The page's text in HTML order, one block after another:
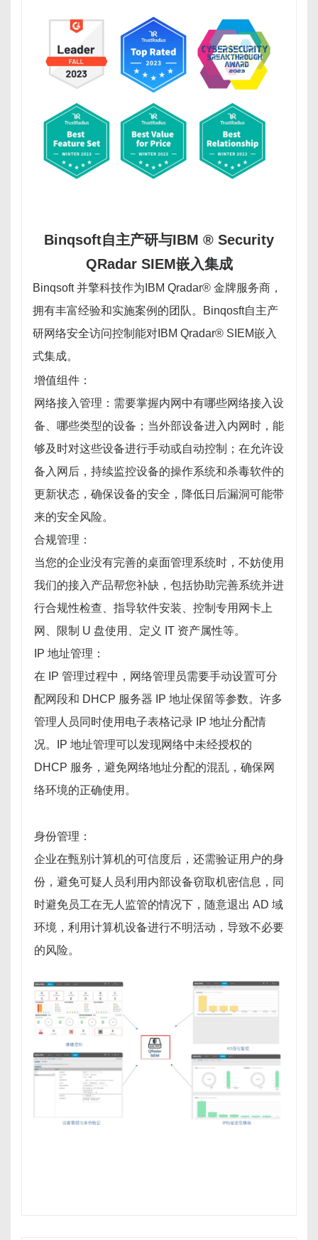
Binqsoft自主产研与IBM ® Security
QRadar SIEM嵌入集成
Binqsoft 并擎科技作为IBM Qradar® 金牌服务商，
拥有丰富经验和实施案例的团队。Binqosft自主产
研网络安全访问控制能对IBM Qradar® SIEM嵌入
式集成。
增值组件：
网络接入管理：需要掌握内网中有哪些网络接入设
备、哪些类型的设备；当外部设备进入内网时，能
够及时对这些设备进行手动或自动控制；在允许设
备入网后，持续监控设备的操作系统和杀毒软件的
更新状态，确保设备的安全，降低日后漏洞可能带
来的安全风险。
合规管理：
当您的企业没有完善的桌面管理系统时，不妨使用
我们的接入产品帮您补缺，包括协助完善系统并进
行合规性检查、指导软件安装、控制专用网卡上
网、限制 U 盘使用、定义 IT 资产属性等。
IP 地址管理：
在 IP 管理过程中，网络管理员需要手动设置可分
配网段和 DHCP 服务器 IP 地址保留等参数。许多
管理人员同时使用电子表格记录 IP 地址分配情
况。IP 地址管理可以发现网络中未经授权的
DHCP 服务，避免网络地址分配的混乱，确保网
络环境的正确使用。
身份管理：
企业在甄别计算机的可信度后，还需验证用户的身
份，避免可疑人员利用内部设备窃取机密信息，同
时避免员工在无人监管的情况下，随意退出 AD 域
环境，利用计算机设备进行不明活动，导致不必要
的风险。